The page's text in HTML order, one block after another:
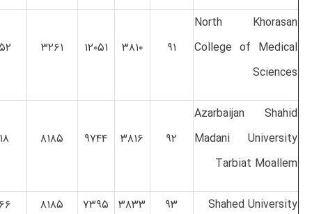
North Khorasan
College of Medical
Sciences
۹۱ ۳۸۱۰ ۱۲۰۵۱ ۳۲۶۱
Azarbaijan Shahid
Madani University
Tarbiat Moallem
۹۲ ۳۸۱۶ ۹۷۴۴ ۸۱۸۵
Shahed University ۹۳ ۳۸۳۳ ۷۳۹۵ ۸۱۸۵